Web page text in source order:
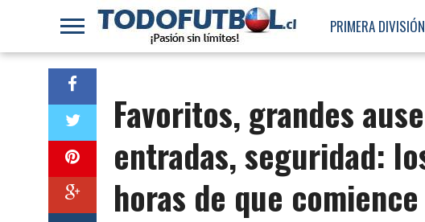
PRIMERA DIVISIÓN
Favoritos, grandes
entradas, seguridad:
horas de que